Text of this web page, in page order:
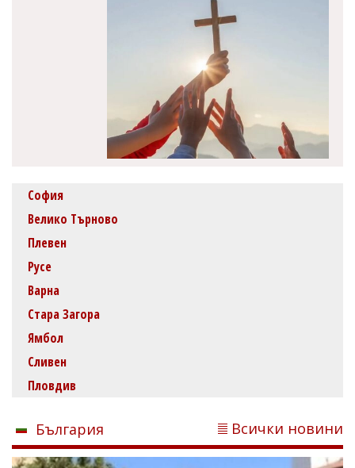
София
Велико Търново
Плевен
Русе
Варна
Стара Загора
Ямбол
Сливен
Пловдив
България Всички новини